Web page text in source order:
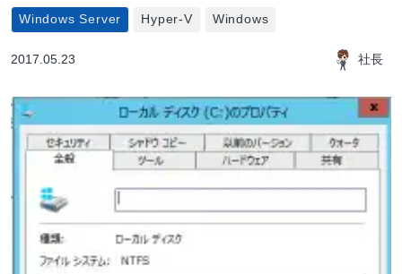
Windows Server Hyper-V Windows
2017.05.23 社長